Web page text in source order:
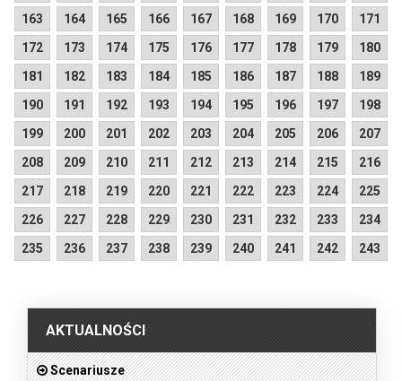
163 164 165 166 167 168 169 170
171
172
173 174 175 176 177 178 179
180
181
182 183 184 185 186 187 188
189
190
191 192 193 194 195 196 197
198
199
200 201 202 203 204 205 206
207
208
209 210 211 212 213 214 215
216
217
218 219 220 221 222 223 224
225
226
227 228 229 230 231 232 233
234
235
236 237 238 239 240 241 242
243
AKTUALNOŚCI
Scenariusze